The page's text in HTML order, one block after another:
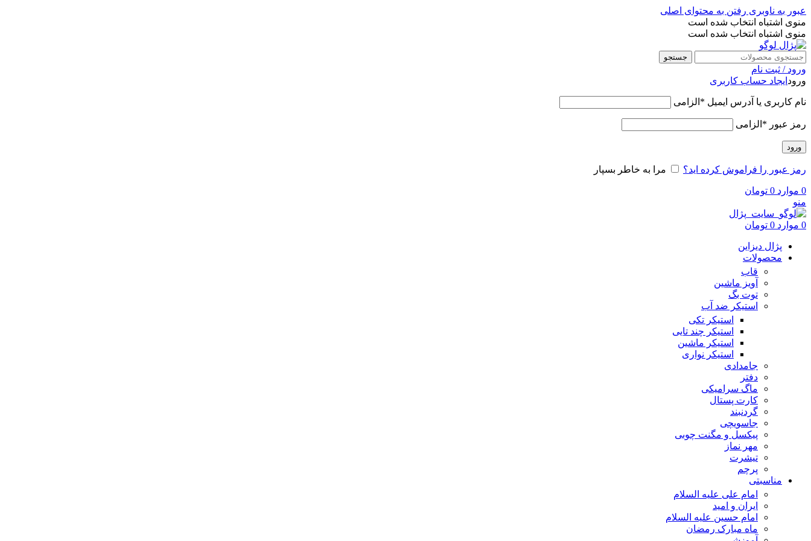
عبور به ناوبری رفتن به محتوای اصلی
منوی اشتباه انتخاب شده است
منوی اشتباه انتخاب شده است
جستجو
ورود / ثبت نام
ورود ایجاد حساب کاربری
نام کاربری یا آدرس ایمیل * الزامی
رمز عبور * الزامی
ورود
رمز عبور را فراموش کرده اید؟ مرا به خاطر بسپار
0 موارد 0 تومان
منو
0 موارد 0 تومان
پژال دیزاین
محصولات
قاب
آویز ماشین
توت بگ
استیکر ضد آب
استیکر تکی
استیکر چند تایی
استیکر ماشین
استیکر نواری
جامدادی
دفتر
ماگ سرامیکی
کارت پستال
گردنبند
جاسویچی
پیکسل و مگنت چوبی
مهر نماز
تیشرت
پرچم
مناسبتی
امام علی علیه السلام
ایران و امید
امام حسین علیه السلام
ماه مبارک رمضان